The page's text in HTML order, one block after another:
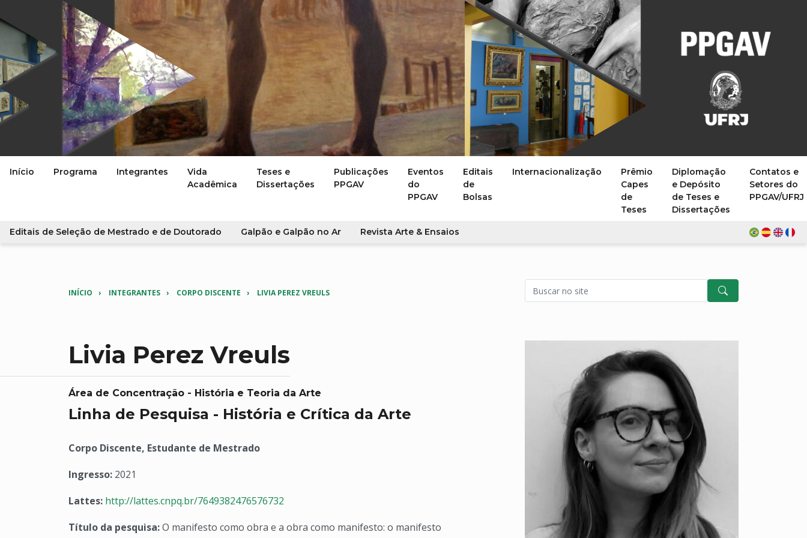
Início Programa Integrantes
Vida
Acadêmica
Teses e
Dissertações
Publicações
PPGAV
Eventos
do
PPGAV
Editais
de
Bolsas
Internacionalização
Prêmio
Capes
de
Teses
Diplomação
e Depósito
de Teses e
Dissertações
Contatos e
Setores do
PPGAV/UFRJ
Editais de Seleção de Mestrado e de Doutorado Galpão e Galpão no Ar Revista Arte & Ensaios
INÍCIO INTEGRANTES CORPO DISCENTE LIVIA PEREZ VREULS
Livia Perez Vreuls
Área de Concentração - História e Teoria da Arte
Linha de Pesquisa - História e Crítica da Arte
Corpo Discente, Estudante de Mestrado
Ingresso: 2021
Lattes: http://lattes.cnpq.br/7649382476576732
Título da pesquisa:O manifesto como obra e a obra como manifesto: o manifesto